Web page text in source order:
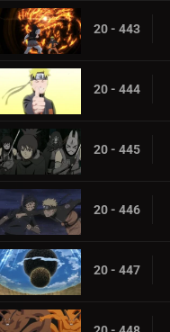
20 - 443
20 - 444
20 - 445
20 - 446
20 - 447